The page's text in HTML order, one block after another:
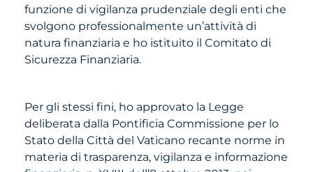
funzione di vigilanza prudenziale degli enti che
svolgono professionalmente un’attività di
natura finanziaria e ho istituito il Comitato di
Sicurezza Finanziaria.
Per gli stessi fini, ho approvato la Legge
deliberata dalla Pontificia Commissione per lo
Stato della Città del Vaticano recante norme in
materia di trasparenza, vigilanza e informazione